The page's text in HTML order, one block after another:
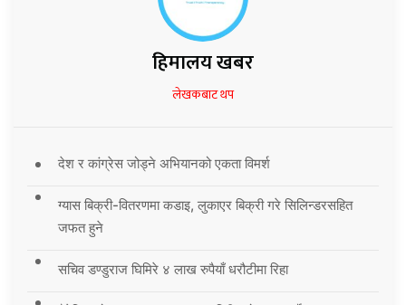
हिमालय खबर
लेखकबाट थप
देश र कांग्रेस जोड्ने अभियानको एकता विमर्श
ग्यास बिक्री-वितरणमा कडाइ, लुकाएर बिक्री गरे सिलिन्डरसहित
जफत हुने
सचिव डण्डुराज घिमिरे ४ लाख रुपैयाँ धरौटीमा रिहा